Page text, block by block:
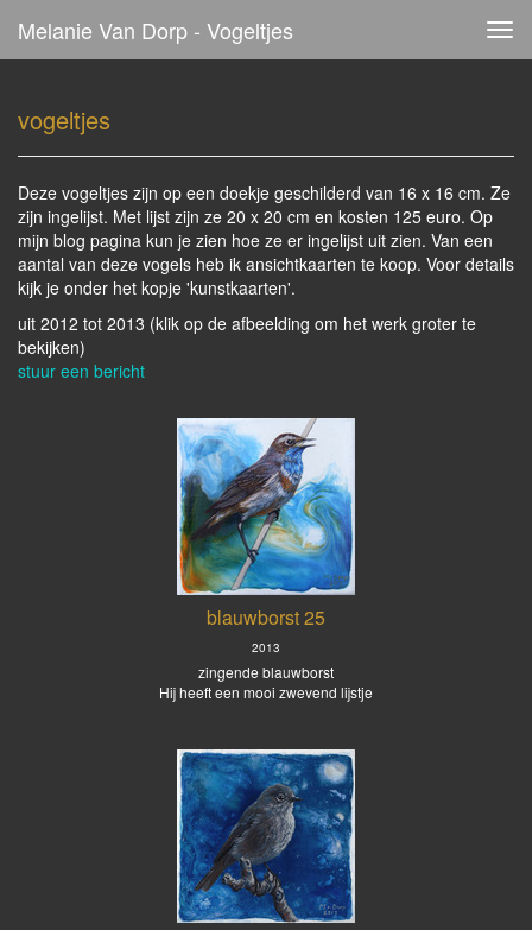
Melanie Van Dorp - Vogeltjes
vogeltjes
Deze vogeltjes zijn op een doekje geschilderd van 16 x 16 cm. Ze
zijn ingelijst. Met lijst zijn ze 20 x 20 cm en kosten 125 euro. Op
mijn blog pagina kun je zien hoe ze er ingelijst uit zien. Van een
aantal van deze vogels heb ik ansichtkaarten te koop. Voor details
kijk je onder het kopje 'kunstkaarten'.
uit 2012 tot 2013 (klik op de afbeelding om het werk groter te
bekijken)
stuur een bericht
blauwborst 25
2013
zingende blauwborst
Hij heeft een mooi zwevend lijstje